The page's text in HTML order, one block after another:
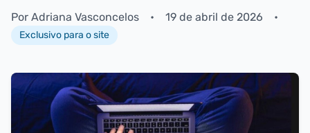
Por Adriana Vasconcelos • 19 de abril de 2026 •
Exclusivo para o site